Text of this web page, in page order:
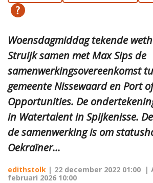
Woensdagmiddag tekende
Struijk samen met Max Sips de
samenwerkingsovereenkomst
gemeente Nissewaard en Port of
Opportunities. De
in Watertalent in Spijkenisse.
de samenwerking is om
Oekraïner...
edithstolk | 22 december 2022 01:00 |
februari 2026 10:00